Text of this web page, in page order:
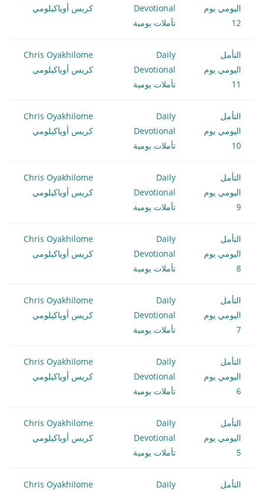
اليومي يوم
12
Devotional
تأملات يومية
كريس أوياكيلومي
التأمل
اليومي يوم
11
Daily
Devotional
تأملات يومية
Chris Oyakhilome
كريس أوياكيلومي
التأمل
اليومي يوم
10
Daily
Devotional
تأملات يومية
Chris Oyakhilome
كريس أوياكيلومي
التأمل
اليومي يوم
9
Daily
Devotional
تأملات يومية
Chris Oyakhilome
كريس أوياكيلومي
التأمل
اليومي يوم
8
Daily
Devotional
تأملات يومية
Chris Oyakhilome
كريس أوياكيلومي
التأمل
اليومي يوم
7
Daily
Devotional
تأملات يومية
Chris Oyakhilome
كريس أوياكيلومي
التأمل
اليومي يوم
6
Daily
Devotional
تأملات يومية
Chris Oyakhilome
كريس أوياكيلومي
التأمل
اليومي يوم
5
Daily
Devotional
تأملات يومية
Chris Oyakhilome
كريس أوياكيلومي
التأمل
Daily
Chris Oyakhilome